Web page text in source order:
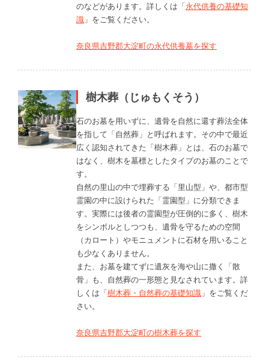
のなどがあります。詳しくは「永代供養の基礎知
識 」をご覧ください。
奈良県吉野郡大淀町の永代供養墓を探す
樹木葬（じゅもくそう）
石のお墓を用いずに、遺骨を自然に還す葬法全体
を指して「自然葬」と呼ばれます。その中で最近
広く認知されてきた「樹木葬」とは、石のお墓で
はなく、樹木を墓標としたタイプのお墓のことで
す。
自然の里山の中で埋葬する「里山型」や、都市型
霊園の中に設けられた「霊園型」に分類できま
す。実際には後者の霊園型が圧倒的に多く、樹木
をシンボルとしつつも、遺骨を守るための空間
（カロート）やモニュメントに石材を用いること
も少なくありません。
また、お墓を建てずに遺灰を海や山に撒く「散
骨」も、自然葬の一形態と見なされています。詳
しくは「樹木葬・自然葬の基礎知識 」をご覧くだ
さい。
奈良県吉野郡大淀町の樹木葬を探す